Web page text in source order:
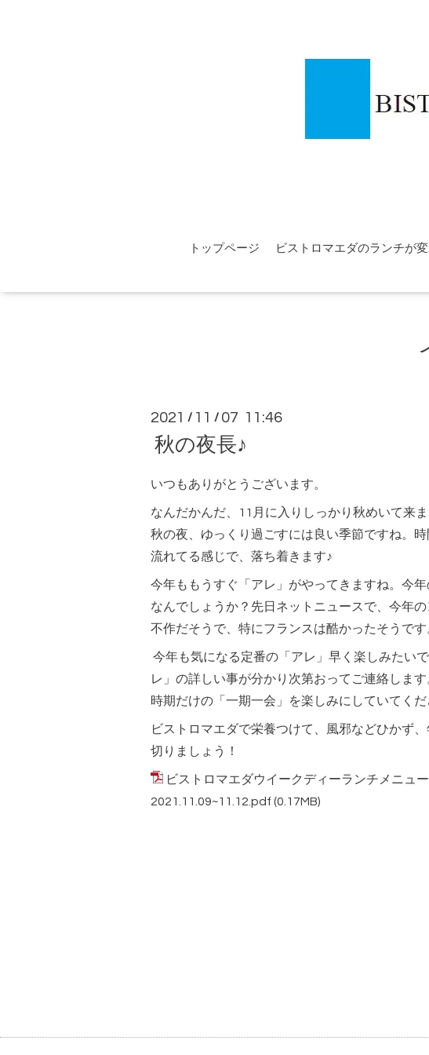
トップページ ビストロマエダのランチが
2021 / 11 / 07 11:46
秋の夜長♪
いつもありがとうございます。
なんだかんだ、11月に入りしっかり秋めいて来
秋の夜、ゆっくり過ごすには良い季節ですね。時
流れてる感じで、落ち着きます♪
今年ももうすぐ「アレ」がやってきますね。今年
なんでしょうか？先日ネットニュースで、今年
不作だそうで、特にフランスは酷かったそうです
今年も気になる定番の「アレ」早く楽しみたい
レ」の詳しい事が分かり次第おってご連絡しま
時期だけの「一期一会」を楽しみにしていてくだ
ビストロマエダで栄養つけて、風邪などひかず、
切りましょう！
ビストロマエダウイークディーランチメニュー
2021.11.09~11.12.pdf (0.17MB)